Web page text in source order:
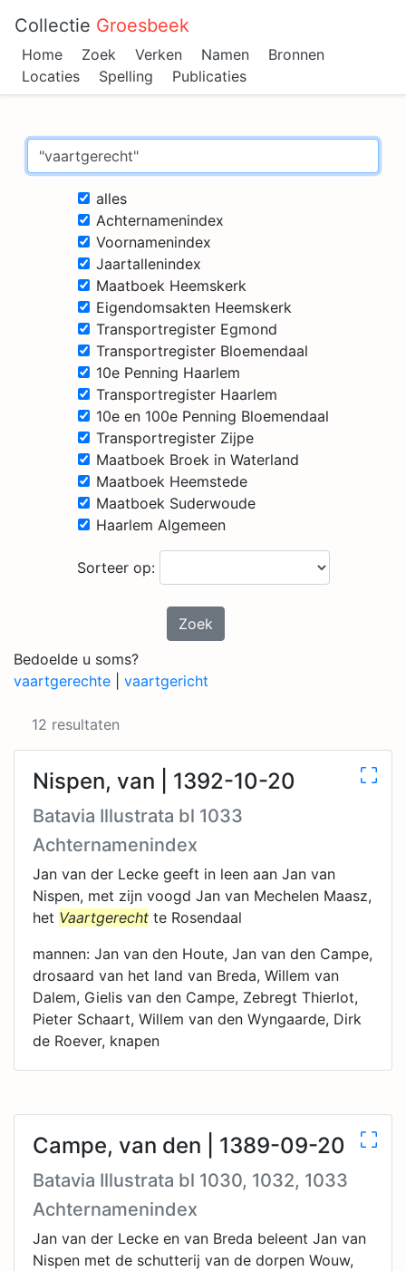
Collectie Groesbeek
Home Zoek Verken Namen
Bronnen
Locaties
Spelling Publicaties
alles
Achternamenindex
Voornamenindex
Jaartallenindex
Maatboek Heemskerk
Eigendomsakten Heemskerk
Transportregister Egmond
Transportregister Bloemendaal
10e Penning Haarlem
Transportregister Haarlem
10e en 100e Penning Bloemendaal
Transportregister Zijpe
Maatboek Broek in Waterland
Maatboek Heemstede
Maatboek Suderwoude
Haarlem Algemeen
Sorteer op:
Zoek
Bedoelde u soms?
vaartgerechte
vaartgericht
12 resultaten
Nispen, van | 1392-10-20
Batavia Illustrata bl 1033
Achternamenindex
Jan van der Lecke geeft in leen aan Jan van
Nispen, met zijn voogd Jan van Mechelen Maasz,
het Vaartgerecht te Rosendaal
mannen: Jan van den Houte, Jan van den Campe,
drosaard van het land van Breda, Willem van
Dalem, Gielis van den Campe, Zebregt Thierlot,
Pieter Schaart, Willem van den Wyngaarde, Dirk
de Roever, knapen
Campe, van den | 1389-09-20
Batavia Illustrata bl 1030, 1032, 1033
Achternamenindex
Jan van der Lecke en van Breda beleent Jan van
Nispen met de schutterij van de dorpen Wouw,